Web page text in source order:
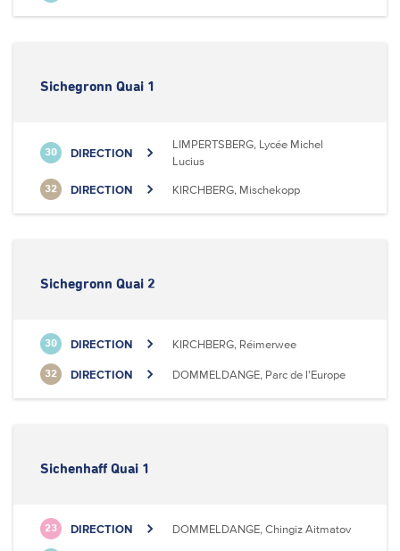
Sichegronn Quai 1
30 DIRECTION
LIMPERTSBERG, Lycée Michel
Lucius
32 DIRECTION KIRCHBERG, Mischekopp
Sichegronn Quai 2
30 DIRECTION KIRCHBERG, Réimerwee
32 DIRECTION DOMMELDANGE, Parc de l'Europe
Sichenhaff Quai 1
23 DIRECTION DOMMELDANGE, Chingiz Aitmatov